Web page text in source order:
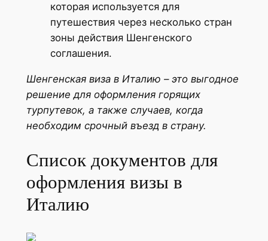
которая используется для
путешествия через несколько стран
зоны действия Шенгенского
соглашения.
Шенгенская виза в Италию – это выгодное
решение для оформления горящих
турпутевок, а также случаев, когда
необходим срочный въезд в страну.
Список документов для
оформления визы в
Италию